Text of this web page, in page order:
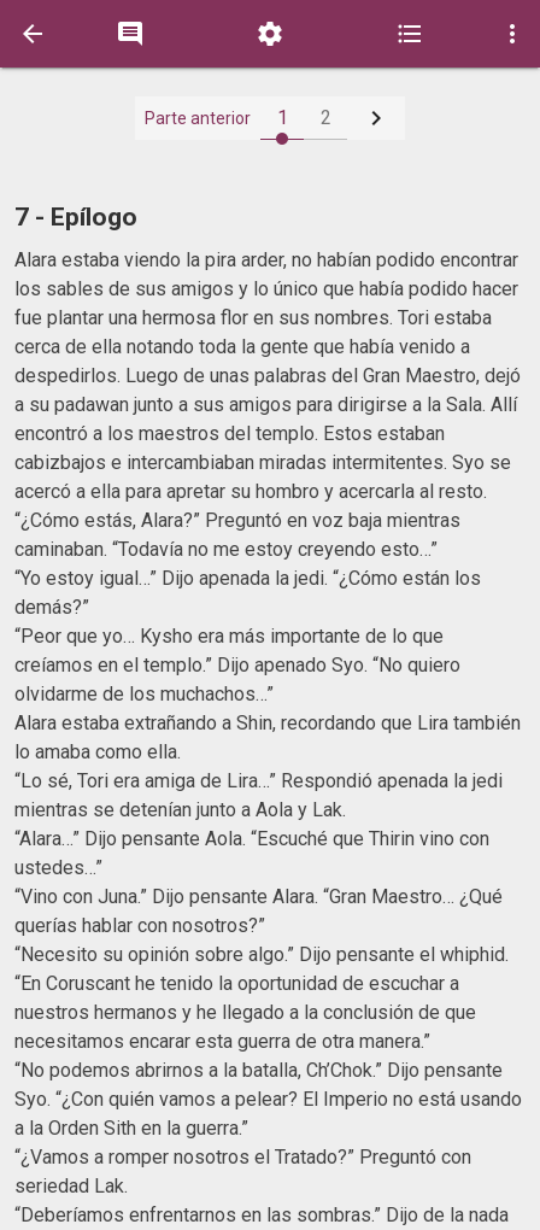
    
Parte anterior 1 2 
7 - Epílogo
Alara estaba viendo la pira arder, no habían podido encontrar
los sables de sus amigos y lo único que había podido hacer
fue plantar una hermosa flor en sus nombres. Tori estaba
cerca de ella notando toda la gente que había venido a
despedirlos. Luego de unas palabras del Gran Maestro, dejó
a su padawan junto a sus amigos para dirigirse a la Sala. Allí
encontró a los maestros del templo. Estos estaban
cabizbajos e intercambiaban miradas intermitentes. Syo se
acercó a ella para apretar su hombro y acercarla al resto.
“¿Cómo estás, Alara?” Preguntó en voz baja mientras
caminaban. “Todavía no me estoy creyendo esto…”
“Yo estoy igual…” Dijo apenada la jedi. “¿Cómo están los
demás?”
“Peor que yo… Kysho era más importante de lo que
creíamos en el templo.” Dijo apenado Syo. “No quiero
olvidarme de los muchachos…”
Alara estaba extrañando a Shin, recordando que Lira también
lo amaba como ella.
“Lo sé, Tori era amiga de Lira…” Respondió apenada la jedi
mientras se detenían junto a Aola y Lak.
“Alara…” Dijo pensante Aola. “Escuché que Thirin vino con
ustedes…”
“Vino con Juna.” Dijo pensante Alara. “Gran Maestro… ¿Qué
querías hablar con nosotros?”
“Necesito su opinión sobre algo.” Dijo pensante el whiphid.
“En Coruscant he tenido la oportunidad de escuchar a
nuestros hermanos y he llegado a la conclusión de que
necesitamos encarar esta guerra de otra manera.”
“No podemos abrirnos a la batalla, Ch’Chok.” Dijo pensante
Syo. “¿Con quién vamos a pelear? El Imperio no está usando
a la Orden Sith en la guerra.”
“¿Vamos a romper nosotros el Tratado?” Preguntó con
seriedad Lak.
“Deberíamos enfrentarnos en las sombras.” Dijo de la nada